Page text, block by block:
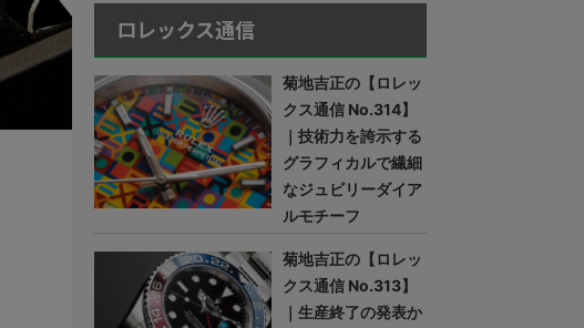
ロレックス通信
菊地吉正の【ロレッ
クス通信 No.314】
｜技術力を誇示する
グラフィカルで繊細
なジュビリーダイア
ルモチーフ
菊地吉正の【ロレッ
クス通信 No.313】
｜生産終了の発表か